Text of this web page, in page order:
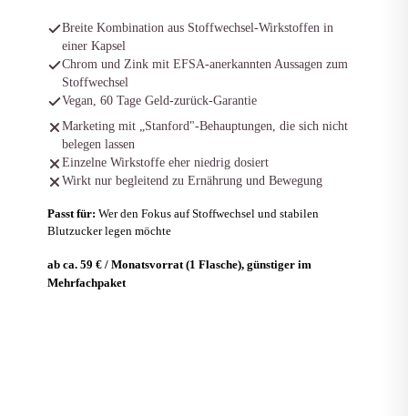
Breite Kombination aus Stoffwechsel-Wirkstoffen in
einer Kapsel
Chrom und Zink mit EFSA-anerkannten Aussagen zum
Stoffwechsel
Vegan, 60 Tage Geld-zurück-Garantie
Marketing mit „Stanford"-Behauptungen, die sich nicht
belegen lassen
Einzelne Wirkstoffe eher niedrig dosiert
Wirkt nur begleitend zu Ernährung und Bewegung
Passt für: Wer den Fokus auf Stoffwechsel und stabilen
Blutzucker legen möchte
ab ca. 59 € / Monatsvorrat (1 Flasche), günstiger im
Mehrfachpaket